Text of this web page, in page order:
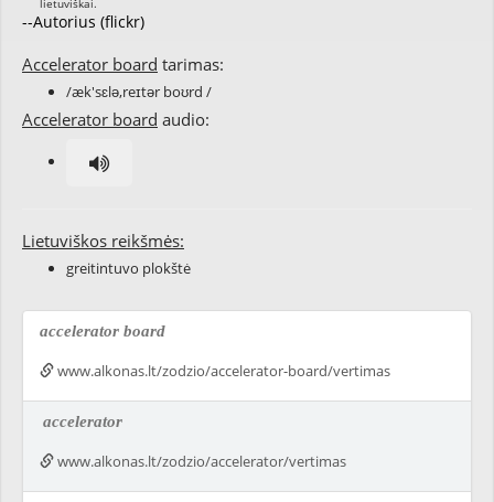
--Autorius (flickr)
Accelerator board tarimas:
/æk'sɛlə,reɪtər boʊrd /
Accelerator board audio:
Lietuviškos reikšmės:
greitintuvo plokštė
accelerator board
www.alkonas.lt/zodzio/accelerator-board/vertimas
accelerator
www.alkonas.lt/zodzio/accelerator/vertimas